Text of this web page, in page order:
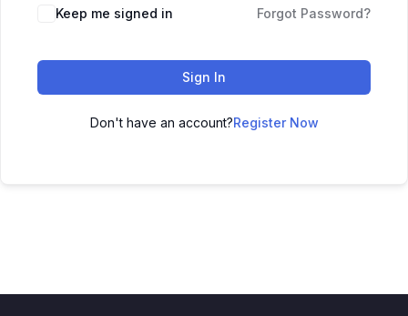
Keep me signed in Forgot Password?
Sign In
Don't have an account?Register Now